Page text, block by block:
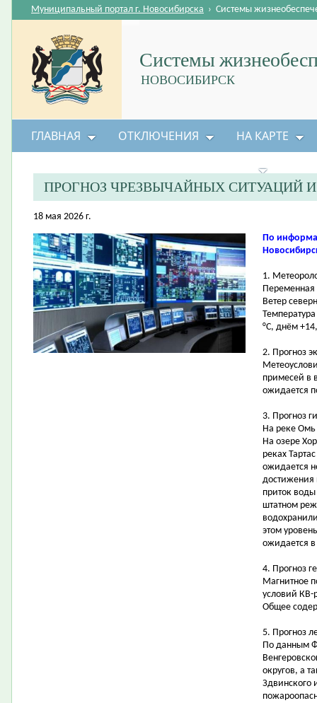
Системы
НОВОСИБИРСК
Муниципальный портал г. Новосибирска › Системы
ГЛАВНАЯ ОТКЛЮЧЕНИЯ НА КАРТЕ
ПРОГНОЗ ЧРЕЗВЫЧАЙНЫХ СИТУАЦИЙ
18 мая 2026 г.
По
1.
Переменная
Ветер
°С, днём
2. Прогноз
примесей в
ожидается
3. Прогноз
На реке
На озере
реках
ожидается
достижения
приток
штатном
этом
ожидается
4. Прогноз
Магнитное
условий КВ-
Общее
5. Прогноз
По данным
округов, а
Здвинского